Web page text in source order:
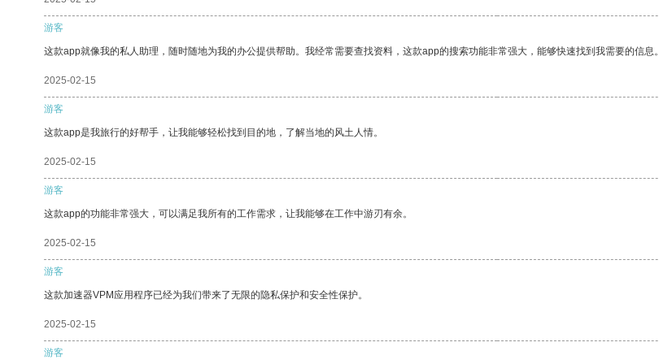
游客
这款app就像我的私人助理，随时随地为我的办公提供帮助。我经常需要查找资料，这款app的搜索功能非常强大，能够快速找到我需要的信息。
2025-02-15
游客
这款app是我旅行的好帮手，让我能够轻松找到目的地，了解当地的风土人情。
2025-02-15
游客
这款app的功能非常强大，可以满足我所有的工作需求，让我能够在工作中游刃有余。
2025-02-15
游客
这款加速器VPM应用程序已经为我们带来了无限的隐私保护和安全性保护。
2025-02-15
游客